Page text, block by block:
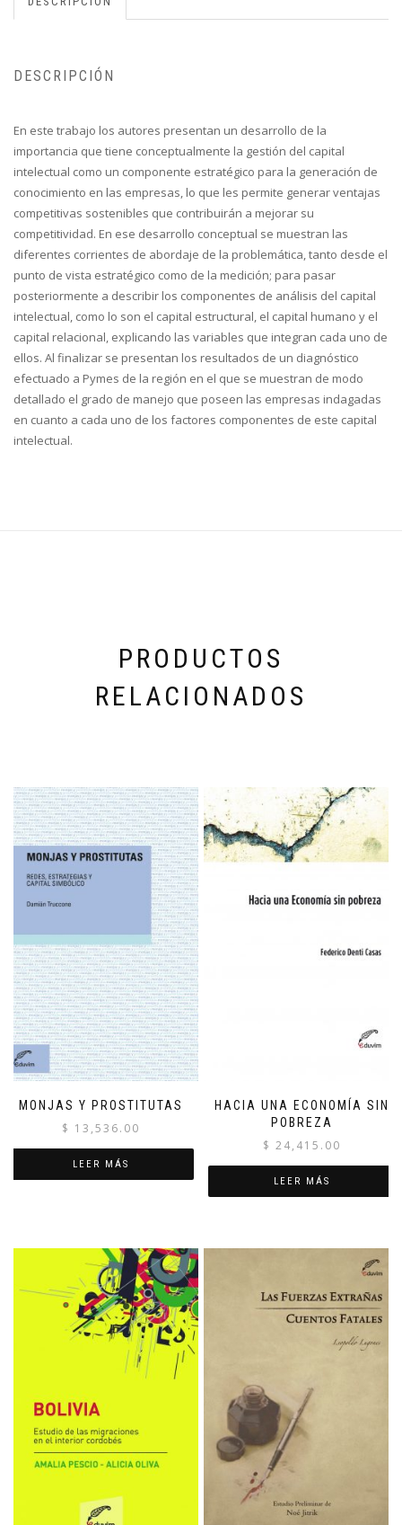
DESCRIPCIÓN
En este trabajo los autores presentan un desarrollo de la
importancia que tiene conceptualmente la gestión del capital
intelectual como un componente estratégico para la generación de
conocimiento en las empresas, lo que les permite generar ventajas
competitivas sostenibles que contribuirán a mejorar su
competitividad. En ese desarrollo conceptual se muestran las
diferentes corrientes de abordaje de la problemática, tanto desde el
punto de vista estratégico como de la medición; para pasar
posteriormente a describir los componentes de análisis del capital
intelectual, como lo son el capital estructural, el capital humano y el
capital relacional, explicando las variables que integran cada uno de
ellos. Al finalizar se presentan los resultados de un diagnóstico
efectuado a Pymes de la región en el que se muestran de modo
detallado el grado de manejo que poseen las empresas indagadas
en cuanto a cada uno de los factores componentes de este capital
intelectual.
PRODUCTOS
RELACIONADOS
MONJAS Y PROSTITUTAS
$ 13,536.00
LEER MÁS
HACIA UNA ECONOMÍA SIN
POBREZA
$ 24,415.00
LEER MÁS